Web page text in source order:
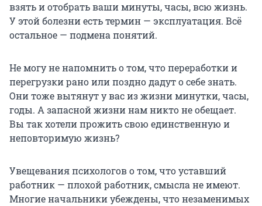
взять и отобрать ваши минуты, часы, всю жизнь.
У этой болезни есть термин — эксплуатация. Всё
остальное — подмена понятий.
Не могу не напомнить о том, что переработки и
перегрузки рано или поздно дадут о себе знать.
Они тоже вытянут у вас из жизни минутки, часы,
годы. А запасной жизни нам никто не обещает.
Вы так хотели прожить свою единственную и
неповторимую жизнь?
Увещевания психологов о том, что уставший
работник — плохой работник, смысла не имеют.
Многие начальники убеждены, что незаменимых